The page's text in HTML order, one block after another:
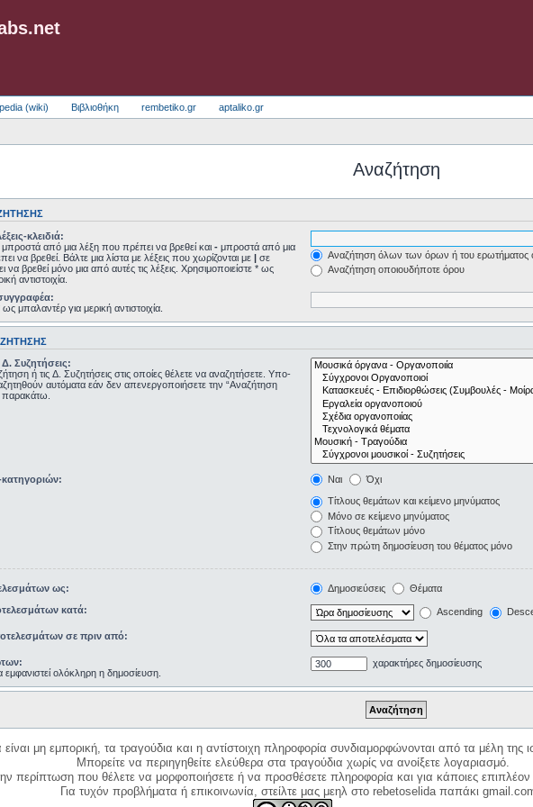
(wiki) Βιβλιοθήκη rembetiko.gr aptaliko.gr
Αναζήτηση
κλειδιά:
μπροστά από μια λέξη που πρέπει να βρεθεί και - μπροστά από μια
να βρεθεί. Βάλτε μια λίστα με λέξεις που χωρίζονται με | σε
να βρεθεί μόνο μια από αυτές τις λέξεις. Χρησιμοποιείστε * ως
αντιστοιχία.
Αναζήτηση όλων των όρων ή του ερωτήματος
Αναζήτηση οποιουδήποτε όρου
μπαλαντέρ για μερική αντιστοιχία.
Συζητήσεις:
ή τις Δ. Συζητήσεις στις οποίες θέλετε να αναζητήσετε. Υπο-
αυτόματα εάν δεν απενεργοποιήσετε την “Αναζήτηση
Ναι Όχι
Τίτλους θεμάτων και κείμενο μηνύματος
Μόνο σε κείμενο μηνύματος
Τίτλους θεμάτων μόνο
Στην πρώτη δημοσίευση του θέματος μόνο
ως: Δημοσιεύσεις Θέματα
κατά: Ascending
σε πριν από:
εμφανιστεί ολόκληρη η δημοσίευση.
χαρακτήρες δημοσίευσης
είναι μη εμπορική, τα τραγούδια και η αντίστοιχη πληροφορία συνδιαμορφώνονται από τα μέλη της
Μπορείτε να περιηγηθείτε ελεύθερα στα τραγούδια χωρίς να ανοίξετε λογαριασμό.
περίπτωση που θέλετε να μορφοποιήσετε ή να προσθέσετε πληροφορία και για κάποιες
Για τυχόν προβλήματα ή επικοινωνία, στείλτε μας μεηλ στο rebetoselida παπάκι